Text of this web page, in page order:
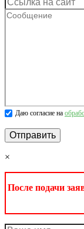
Даю согласие на
×
После подачи